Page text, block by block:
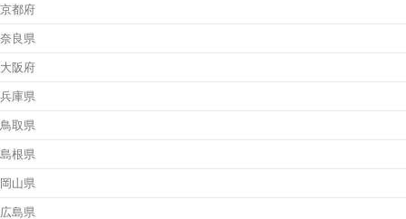
京都府
奈良県
大阪府
兵庫県
鳥取県
島根県
岡山県
広島県